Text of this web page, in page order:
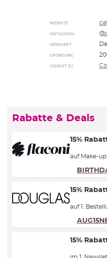
WEBSITE
INSTAGRAM
HERKUNFT
GRÜNDUNG
GEHÖRT ZU
Rabatte & Deals
15%
auf Make-
15%
auf 1.
15%